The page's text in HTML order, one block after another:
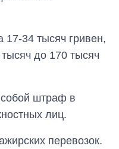
17-34 тысяч гривен,
до 170 тысяч
собой штраф в
лиц.
перевозок.